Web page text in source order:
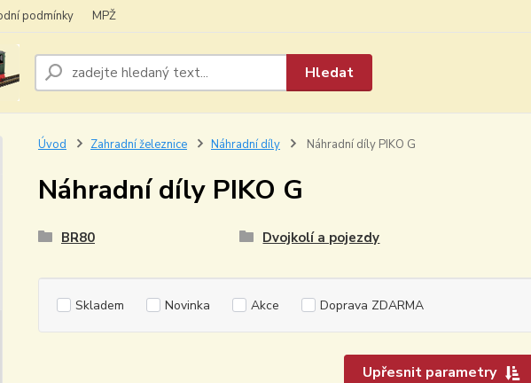
podmínky MPŽ
Hledat
Úvod Zahradní železnice Náhradní díly Náhradní díly PIKO G
Náhradní díly PIKO G
BR80 Dvojkolí a pojezdy
Upřesnit parametry
Skladem Novinka Akce Doprava ZDARMA